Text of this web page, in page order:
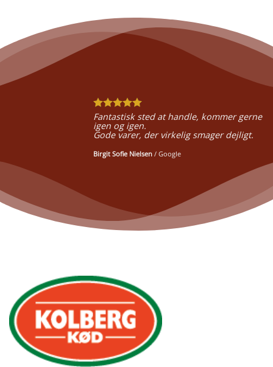
Fantastisk sted at handle, kommer gerne
igen og igen.
Gode varer, der virkelig smager dejligt.
Birgit Sofie Nielsen / Google